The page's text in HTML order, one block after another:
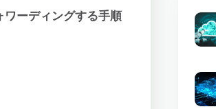
ーディングする手順